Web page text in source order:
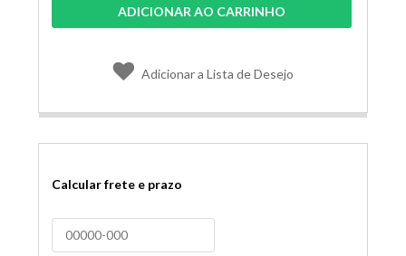
ADICIONAR AO CARRINHO
Adicionar a Lista de Desejo
Calcular frete e prazo